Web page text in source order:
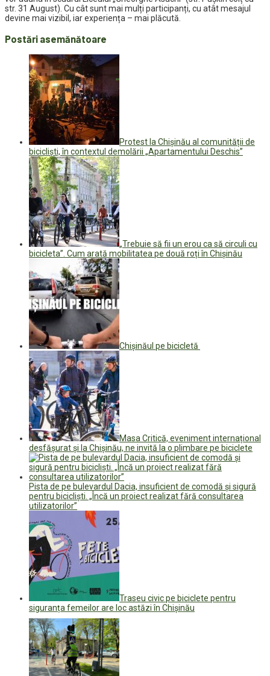
str. 31 August). Cu cât sunt mai mulți participanți, cu atât mesajul
devine mai vizibil, iar experiența – mai plăcută.
Postări asemănătoare
Protest la Chișinău al comunității de
bicicliști, în contextul demolării „Apartamentului Deschis”
„Trebuie să fii un erou ca să circuli cu
bicicleta”. Cum arată mobilitatea pe două roți în Chișinău
Chișinăul pe bicicletă
Masa Critică, eveniment internațional
desfășurat și la Chișinău, ne invită la o plimbare pe biciclete
Pista de pe bulevardul Dacia, insuficient de comodă și sigură
pentru bicicliști. „Încă un proiect realizat fără consultarea
utilizatorilor”
Traseu civic pe biciclete pentru
siguranța femeilor are loc astăzi în Chișinău